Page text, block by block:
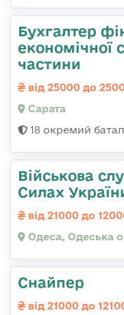
Бухгалтер
економічної
частини
від 25000 до
Сарата
18 окремий
Військова
Силах
від 21000 до
Одеса, Одеська
Снайпер
від 21000 до